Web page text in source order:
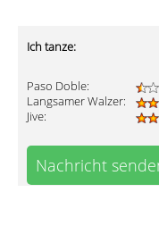
Ich tanze:
Paso Doble:
Langsamer Walzer:
Jive:
Nachricht